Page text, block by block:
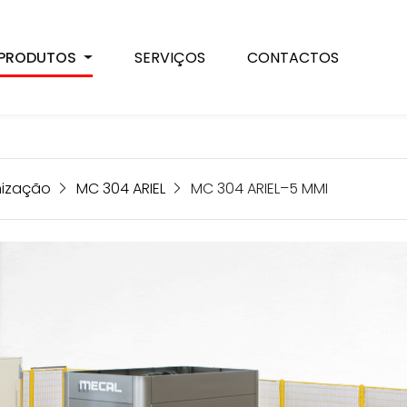
SERVIÇOS CONTACTOS
MC 304 ARIEL MC 304 ARIEL–5 MMI